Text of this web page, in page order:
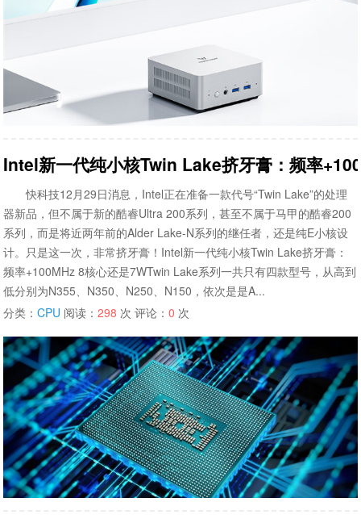
Intel新一代纯小核Twin Lake挤牙膏：频率
快科技12月29日消息，Intel正在准备一款代号“Twin Lake”的处理
器新品，但不属于新的酷睿Ultra 200系列，甚至不属于马甲的酷睿200
系列，而是将近两年前的Alder Lake-N系列的继任者，还是纯E小核设
计。只是这一次，非常挤牙膏！Intel新一代纯小核Twin Lake挤牙膏：
频率+100MHz 8核心还是7WTwin Lake系列一共只有四款型号，从高到
低分别为N355、N350、N250、N150，依次是是A...
分类：CPU 阅读：298 次 评论：0 次